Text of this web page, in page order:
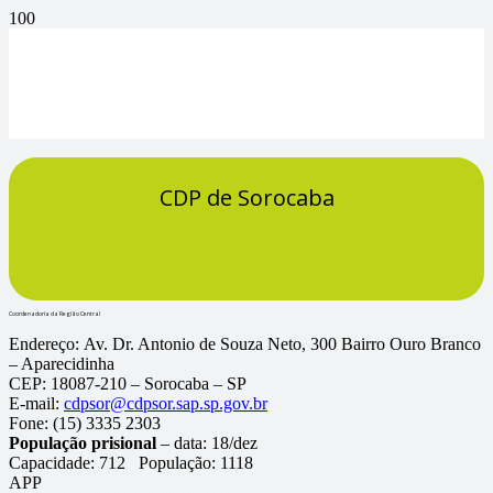
CDP de Sorocaba
Coordenadoria da Região Central
Endereço: Av. Dr. Antonio de Souza Neto, 300 Bairro Ouro Branco
– Aparecidinha
CEP: 18087-210 – Sorocaba – SP
E-mail: cdpsor@cdpsor.sap.sp.gov.br
Fone: (15) 3335 2303
População prisional – data: 18/dez
Capacidade: 712 População: 1118
APP